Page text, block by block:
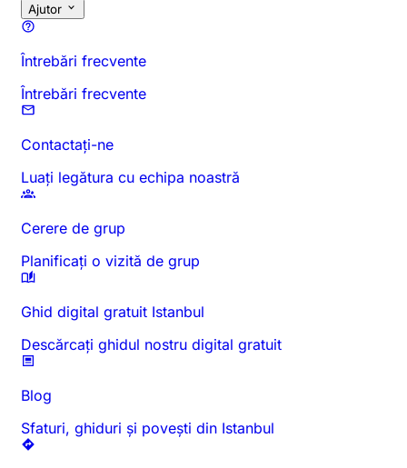
Ajutor
Întrebări frecvente
Întrebări frecvente
Contactați-ne
Luați legătura cu echipa noastră
Cerere de grup
Planificați o vizită de grup
Ghid digital gratuit Istanbul
Descărcați ghidul nostru digital gratuit
Blog
Sfaturi, ghiduri și povești din Istanbul